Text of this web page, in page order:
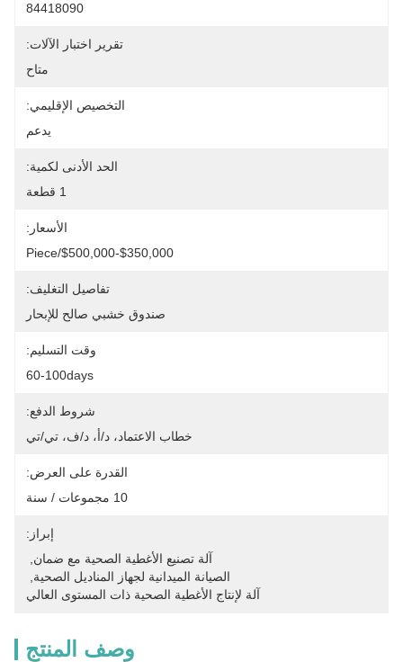
84418090
تقرير اختبار الآلات:
متاح
التخصيص الإقليمي:
يدعم
الحد الأدنى لكمية:
1 قطعة
الأسعار:
$350,000-$500,000/piece
تفاصيل التغليف:
صندوق خشبي صالح للإبحار
وقت التسليم:
60-100days
شروط الدفع:
خطاب الاعتماد، د/أ، د/ف، تي/تي
القدرة على العرض:
10 مجموعات / سنة
إبراز:
آلة تصنيع الأغطية الصحية مع ضمان
الصيانة الميدانية لجهاز المناديل الصحية
آلة لإنتاج الأغطية الصحية ذات المستوى العالي
وصف المنتج